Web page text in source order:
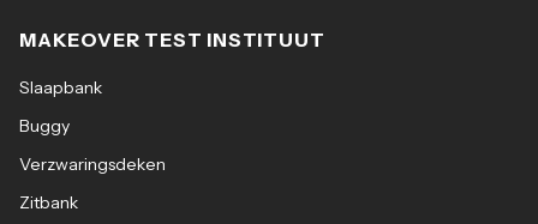
MAKEOVER TEST INSTITUUT
Slaapbank
Buggy
Verzwaringsdeken
Zitbank